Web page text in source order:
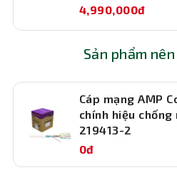
gigabit tp link để trải nghiệm
trong quản lý mạng hàng ngày.
4,990,000đ
Sản phẩm
Cáp mạng AMP
chính hiệu
219413-2
0đ